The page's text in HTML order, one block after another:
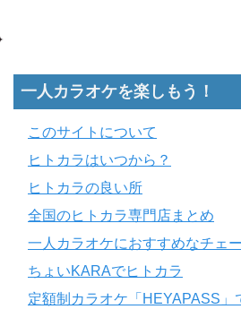
一人カラオケを楽しもう！
このサイトについて
ヒトカラはいつから？
ヒトカラの良い所
全国のヒトカラ専門店まとめ
一人カラオケにおすすめなチェ
ちょいKARAでヒトカラ
定額制カラオケ「HEYAPASS」